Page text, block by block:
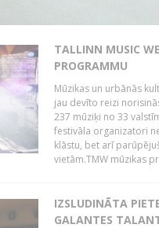
TALLINN MUSIC
PROGRAMMU
Mūzikas un urbānās
jau devīto reizi
237 mūziķi no 33
festivāla organizatori
klāstu, bet arī
vietām.TMW mūzikas
IZSLUDINĀTA
GALANTES